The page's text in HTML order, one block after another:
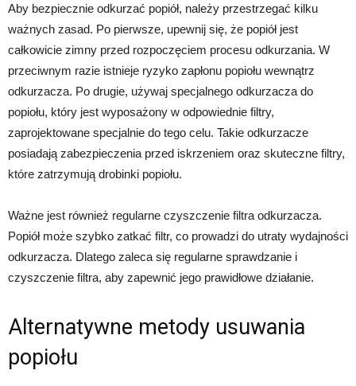
Aby bezpiecznie odkurzać popiół, należy przestrzegać kilku
ważnych zasad. Po pierwsze, upewnij się, że popiół jest
całkowicie zimny przed rozpoczęciem procesu odkurzania. W
przeciwnym razie istnieje ryzyko zapłonu popiołu wewnątrz
odkurzacza. Po drugie, używaj specjalnego odkurzacza do
popiołu, który jest wyposażony w odpowiednie filtry,
zaprojektowane specjalnie do tego celu. Takie odkurzacze
posiadają zabezpieczenia przed iskrzeniem oraz skuteczne filtry,
które zatrzymują drobinki popiołu.
Ważne jest również regularne czyszczenie filtra odkurzacza.
Popiół może szybko zatkać filtr, co prowadzi do utraty wydajności
odkurzacza. Dlatego zaleca się regularne sprawdzanie i
czyszczenie filtra, aby zapewnić jego prawidłowe działanie.
Alternatywne metody usuwania
popiołu